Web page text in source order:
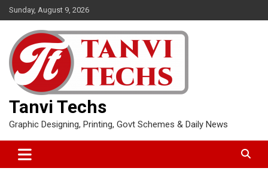
Skip
to
content
Sunday, August 9, 2026
Tanvi Techs
Graphic Designing, Printing, Govt Schemes & Daily News